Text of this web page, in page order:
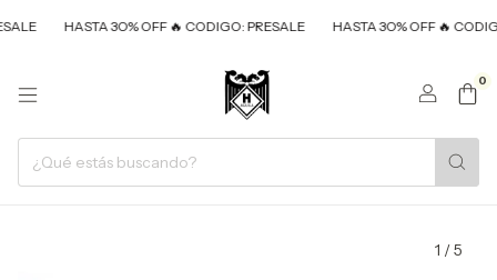
HASTA 3O% OFF 🔥 CODIGO: PRESALE HASTA 3O% OFF 🔥
0
1 /5